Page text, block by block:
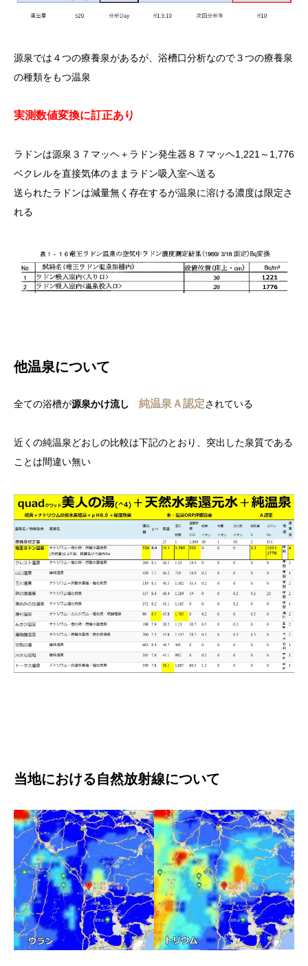
源泉では４つの療養泉があるが、浴槽口分析なので３つの療養泉
の種類をもつ温泉
実測数値変換に訂正あり
ラドンは源泉３７マッヘ＋ラドン発生器８７マッヘ1,221～1,776
ベクレルを直接気体のままラドン吸入室へ送る
送られたラドンは減量無く存在するが温泉に溶ける濃度は限定さ
れる
他温泉について
全ての浴槽が源泉かけ流し 純温泉Ａ認定されている
近くの純温泉どおしの比較は下記のとおり、突出した泉質である
ことは間違い無い
当地における自然放射線について